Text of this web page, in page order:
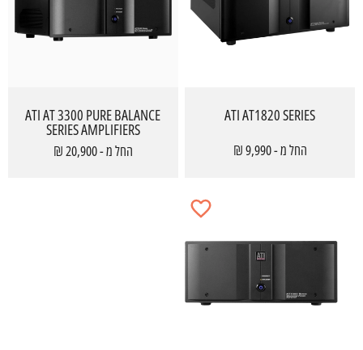
ATI AT1820 SERIES
החל מ - 9,990 ₪
ATI AT 3300 PURE BALANCE
SERIES AMPLIFIERS
החל מ - 20,900 ₪